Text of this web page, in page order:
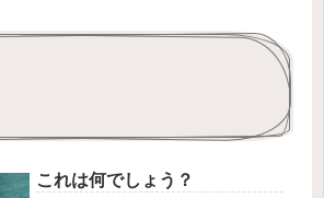
これは何でしょう？